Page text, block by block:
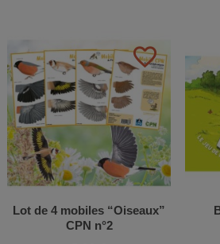
favorite_border
Lot de 4 mobiles “Oiseaux”
CPN n°2